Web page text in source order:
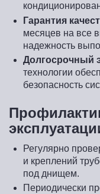
Гарантия
месяцев на все
надежность
Долгосрочный
технологии
безопасность
Регулярно
и креплений
под днищем.
Периодически